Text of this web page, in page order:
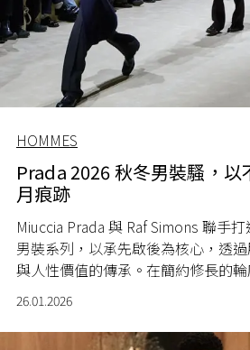
HOMMES
Prada 2026 秋冬男裝騷，
月痕跡
Miuccia Prada 與 Raf Simons 聯手
男裝系列，以承先啟後為核心，透
與人性價值的傳承。在簡約修長的
26.01.2026